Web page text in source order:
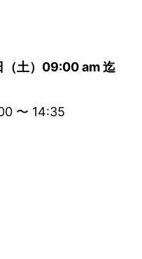
（土）09:00 am 迄
〜 14:35